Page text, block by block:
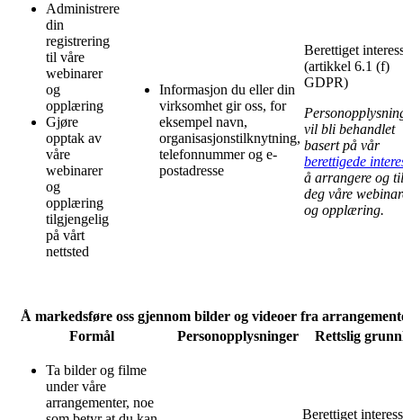
Administrere
din
registrering
til våre
webinarer
og
opplæring
Gjøre
opptak av
våre
webinarer
og
opplæring
tilgjengelig
på vårt
nettsted
Informasjon du eller din
virksomhet gir oss, for
eksempel navn,
organisasjonstilknytning,
telefonnummer og e-
postadresse
Berettiget
(artikkel 6.1 (f)
GDPR)
vil bli behandlet
basert på vår
berettigede
å arrangere og
deg våre
og opplæring.
Å markedsføre oss gjennom bilder og videoer fra
Formål
Personopplysninger Rettslig
Ta bilder og filme
under våre
arrangementer, noe
Berettiget